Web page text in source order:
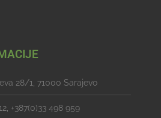
28/1, 71000 Sarajevo
+387(0)33 498 959